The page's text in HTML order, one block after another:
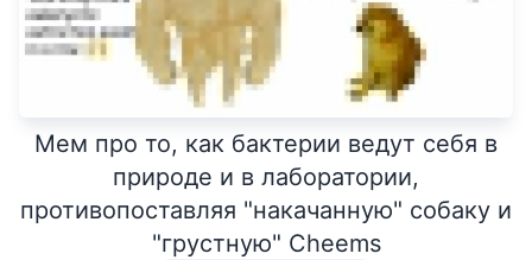
Мем про то, как бактерии ведут себя в
природе и в лаборатории,
противопоставляя "накачанную" собаку и
"грустную" Cheems